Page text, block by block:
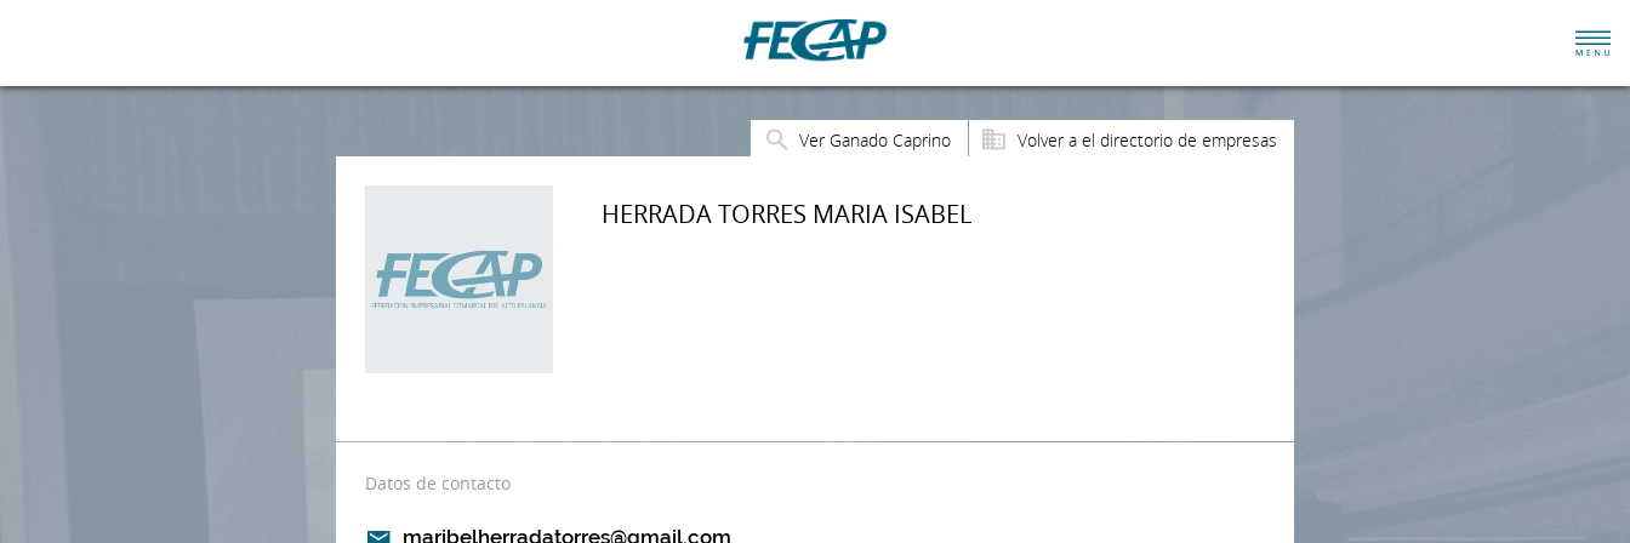
Volver a el directorio de empresas
Ver Ganado Caprino
HERRADA TORRES MARIA ISABEL
Datos de contacto
maribelherradatorres@gmail.com